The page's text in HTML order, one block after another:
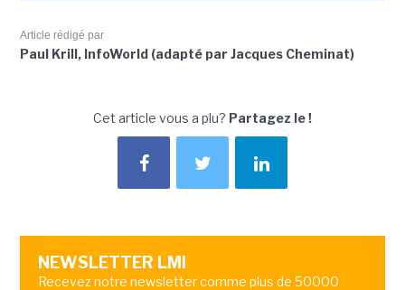
Article rédigé par
Paul Krill, InfoWorld (adapté par Jacques Cheminat)
Cet article vous a plu? Partagez le !
NEWSLETTER LMI
Recevez notre newsletter comme plus de 50000